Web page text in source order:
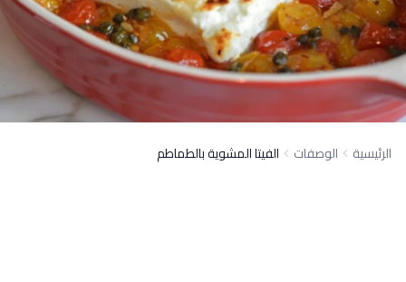
الرئيسية الوصفات الفيتا المشوية بالطماطم